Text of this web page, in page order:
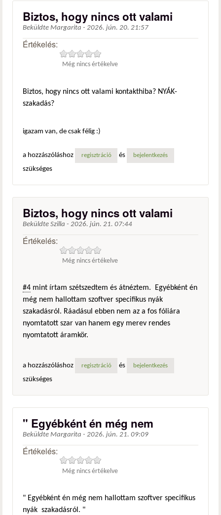
Biztos, hogy nincs ott valami
Beküldte Margarita - 2026. jún. 20. 21:57
Értékelés:
Még nincs értékelve
Biztos, hogy nincs ott valami kontakthiba? NYÁK-
szakadás?
igazam van, de csak félig :)
a hozzászóláshoz regisztráció és bejelentkezés
szükséges
Biztos, hogy nincs ott valami
Beküldte Szilla - 2026. jún. 21. 07:44
Értékelés:
Még nincs értékelve
#4 mint írtam szétszedtem és átnéztem. Egyébként én
még nem hallottam szoftver specifikus nyák
szakadásról. Ráadásul ebben nem az a fos fóliára
nyomtatott szar van hanem egy merev rendes
nyomtatott áramkör.
a hozzászóláshoz regisztráció és bejelentkezés
szükséges
" Egyébként én még nem
Beküldte Margarita - 2026. jún. 21. 09:09
Értékelés:
Még nincs értékelve
" Egyébként én még nem hallottam szoftver specifikus
nyák szakadásról. "